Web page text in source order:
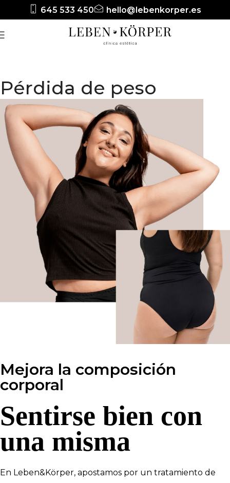
645 533 450 hello@lebenkorper.es
Pérdida de peso
Mejora la composición
corporal
Sentirse bien con
una misma
En Leben&Körper, apostamos por un tratamiento de